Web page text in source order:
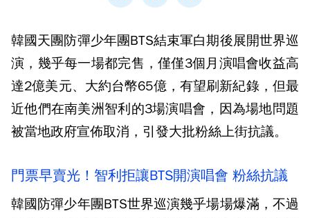
韓國天團防彈少年團BTS結束軍白期後展開世界巡
演，幾乎每一場都完售，僅僅3個月演唱會收益高
達2億美元、大約台幣65億，有望刷新紀錄，但最
近他們在南美洲智利的3場演唱會，因為場地問題
被當地政府宣佈取消，引發大批粉絲上街抗議。
門票早賣光！智利拒讓BTS開演唱會 粉絲抗議
韓國防彈少年團BTS世界巡演幾乎場場爆滿，不過